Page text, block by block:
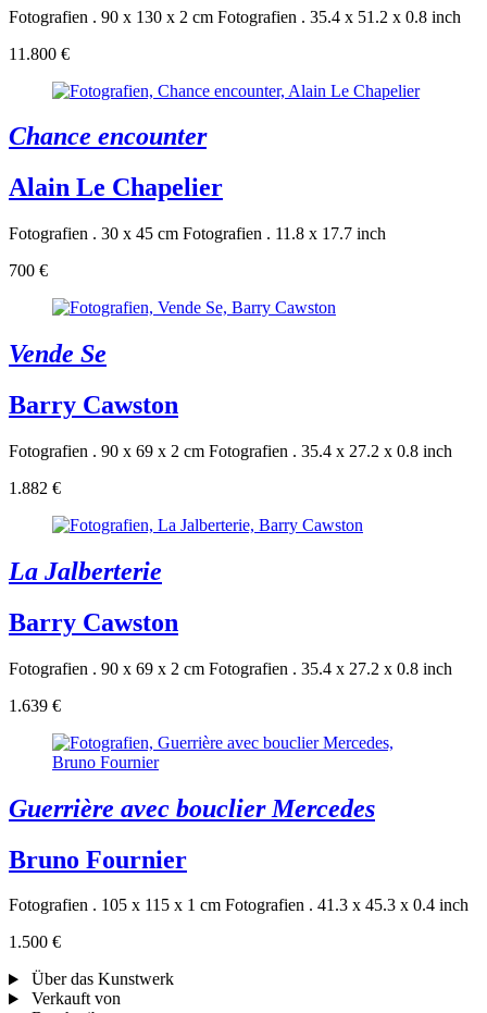
Fotografien . 90 x 130 x 2 cm Fotografien . 35.4 x 51.2 x 0.8 inch
11.800 €
Chance encounter
Alain Le Chapelier
Fotografien . 30 x 45 cm Fotografien . 11.8 x 17.7 inch
700 €
Vende Se
Barry Cawston
Fotografien . 90 x 69 x 2 cm Fotografien . 35.4 x 27.2 x 0.8 inch
1.882 €
La Jalberterie
Barry Cawston
Fotografien . 90 x 69 x 2 cm Fotografien . 35.4 x 27.2 x 0.8 inch
1.639 €
Guerrière avec bouclier Mercedes
Bruno Fournier
Fotografien . 105 x 115 x 1 cm Fotografien . 41.3 x 45.3 x 0.4 inch
1.500 €
Über das Kunstwerk
Verkauft von